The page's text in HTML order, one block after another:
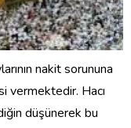
nakit sorununa
vermektedir. Hacı
düşünerek bu